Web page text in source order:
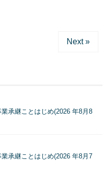
Next »
承継ことはじめ(2026 年8月8
承継ことはじめ(2026 年8月7